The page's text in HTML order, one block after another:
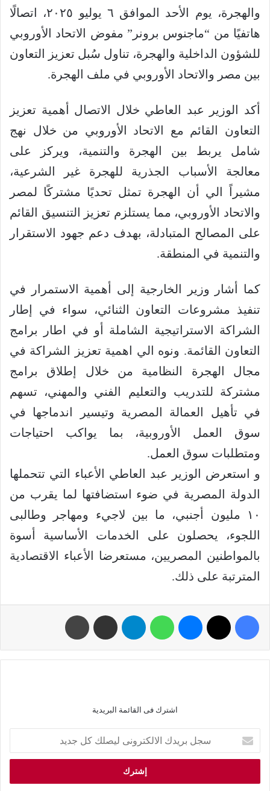
والهجرة، يوم الأحد الموافق ٦ يوليو ٢٠٢٥، اتصالًا
هاتفيًا من “ماجنوس برونر” مفوض الاتحاد الأوروبي
للشؤون الداخلية والهجرة، تناول سُبل تعزيز التعاون
بين مصر والاتحاد الأوروبي في ملف الهجرة.
أكد الوزير عبد العاطي خلال الاتصال أهمية تعزيز
التعاون القائم مع الاتحاد الأوروبي من خلال نهج
شامل يربط بين الهجرة والتنمية، ويركز على
معالجة الأسباب الجذرية للهجرة غير الشرعية،
مشيراً الي أن الهجرة تمثل تحديًا مشتركًا لمصر
والاتحاد الأوروبي، مما يستلزم تعزيز التنسيق القائم
على المصالح المتبادلة، بهدف دعم جهود الاستقرار
والتنمية في المنطقة.
كما أشار وزير الخارجية إلى أهمية الاستمرار في
تنفيذ مشروعات التعاون الثنائي، سواء في إطار
الشراكة الاستراتيجية الشاملة أو في اطار برامج
التعاون القائمة. ونوه الي اهمية تعزيز الشراكة في
مجال الهجرة النظامية من خلال إطلاق برامج
مشتركة للتدريب والتعليم الفني والمهني، تسهم
في تأهيل العمالة المصرية وتيسير اندماجها في
سوق العمل الأوروبية، بما يواكب احتياجات
ومتطلبات سوق العمل.
و استعرض الوزير عبد العاطي الأعباء التي تتحملها
الدولة المصرية في ضوء استضافتها لما يقرب من
١٠ مليون أجنبي، ما بين لاجيء ومهاجر وطالبى
اللجوء، يحصلون على الخدمات الأساسية أسوة
بالمواطنين المصريين، مستعرضا الأعباء الاقتصادية
المترتبة على ذلك.
اشترك فى القائمة البريدية